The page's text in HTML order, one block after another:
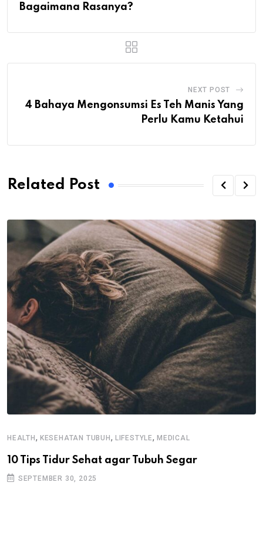
Bagaimana Rasanya?
NEXT POST
4 Bahaya Mengonsumsi Es Teh Manis Yang
Perlu Kamu Ketahui
Related Post
HEALTH, KESEHATAN TUBUH, LIFESTYLE,MEDICAL
10 Tips Tidur Sehat agar Tubuh Segar
SEPTEMBER 30, 2025